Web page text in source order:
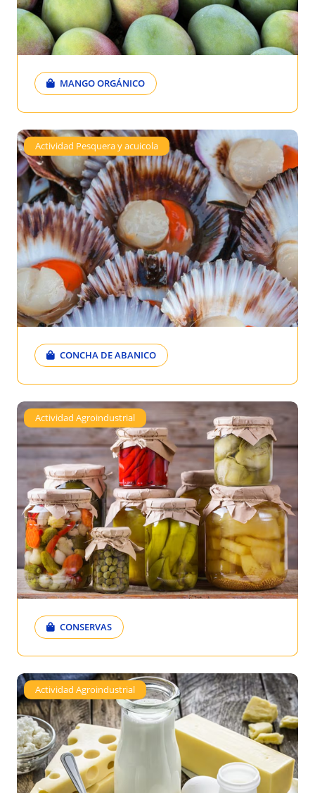
MANGO ORGÁNICO
Actividad Pesquera y acuicola
CONCHA DE ABANICO
Actividad Agroindustrial
CONSERVAS
Actividad Agroindustrial